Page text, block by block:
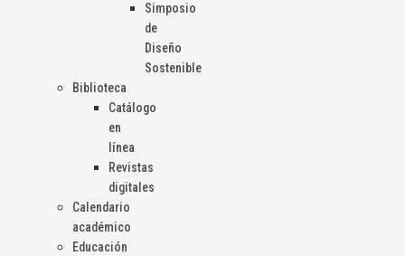
Simposio
de
Diseño
Sostenible
Biblioteca
Catálogo
en
línea
Revistas
digitales
Calendario
académico
Educación